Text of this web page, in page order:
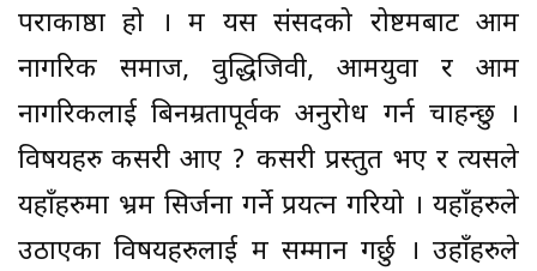
पराकाष्ठा हो । म यस संसदको रोष्टमबाट आम
नागरिक समाज, वुद्धिजिवी, आमयुवा र आम
नागरिकलाई बिनम्रतापूर्वक अनुरोध गर्न चाहन्छु ।
विषयहरु कसरी आए ? कसरी प्रस्तुत भए र त्यसले
यहाँहरुमा भ्रम सिर्जना गर्ने प्रयत्न गरियो । यहाँहरुले
उठाएका विषयहरुलाई म सम्मान गर्छु । उहाँहरुले